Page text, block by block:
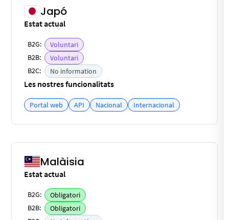
Japó
Estat actual
B2G:
Voluntari
B2B:
Voluntari
B2C:
No information
Les nostres funcionalitats
Portal web API Nacional Internacional
Malàisia
Estat actual
B2G:
Obligatori
B2B:
Obligatori